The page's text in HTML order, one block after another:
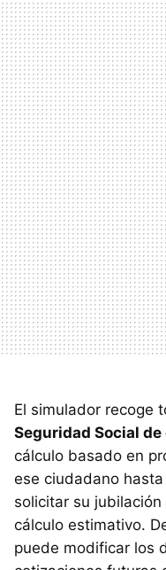
El simulador recoge
Seguridad Social
cálculo basado en
ese ciudadano
solicitar su
cálculo estimativo.
puede modificar los